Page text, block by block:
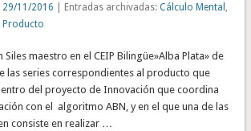
29/11/2016 | Entradas archivadas:Cálculo Mental
Producto
Siles maestro en el CEIP Bilingüe»Alba Plata» de
las series correspondientes al producto que
del proyecto de Innovación que coordina
con el algoritmo ABN, y en el que una de las
consiste en realizar …